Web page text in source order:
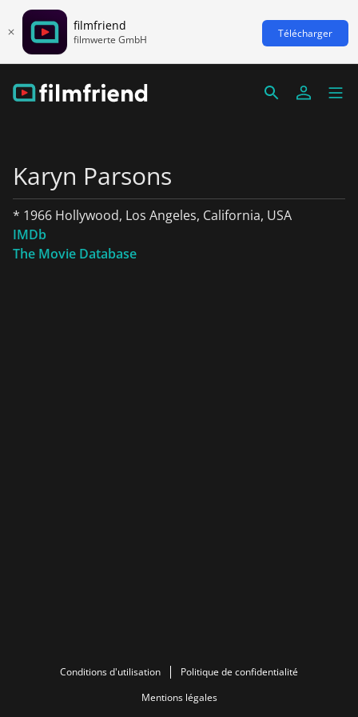
filmfriend
filmwerte GmbH Télécharger
Karyn Parsons
* 1966 Hollywood, Los Angeles, California, USA
IMDb
The Movie Database
Conditions d'utilisation
Politique de confidentialité
Mentions légales